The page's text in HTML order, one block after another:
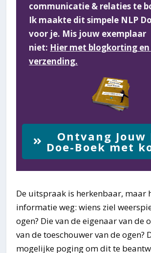
communicatie & relaties te
Ik maakte dit simpele NLP
voor je. Mis jouw exemplaar
niet: Hier met blogkorting
verzending.
Ontvang Jouw
Doe-Boek met
De uitspraak is herkenbaar, maar
informatie weg: wiens ziel
ogen? Die van de eigenaar van de
van de toeschouwer van de ogen?
mogelijke poging om dit te